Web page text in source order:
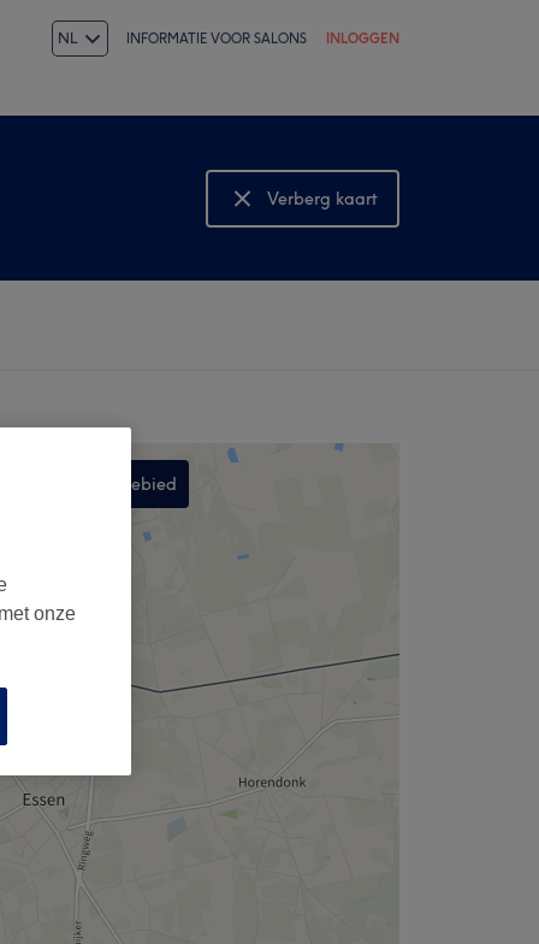
NL INFORMATIE VOOR SALONS INLOGGEN
Verberg kaart
Bekijk kaart
Zoek in dit gebied
onze